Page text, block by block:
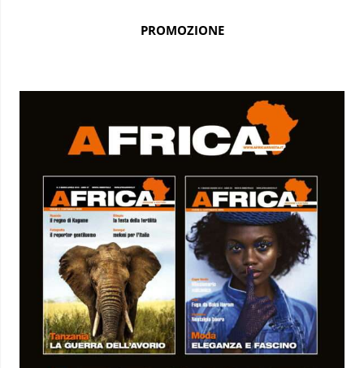
PROMOZIONE